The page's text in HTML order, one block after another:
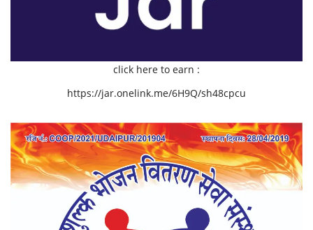
click here to earn :
https://jar.onelink.me/6H9Q/sh48cpcu